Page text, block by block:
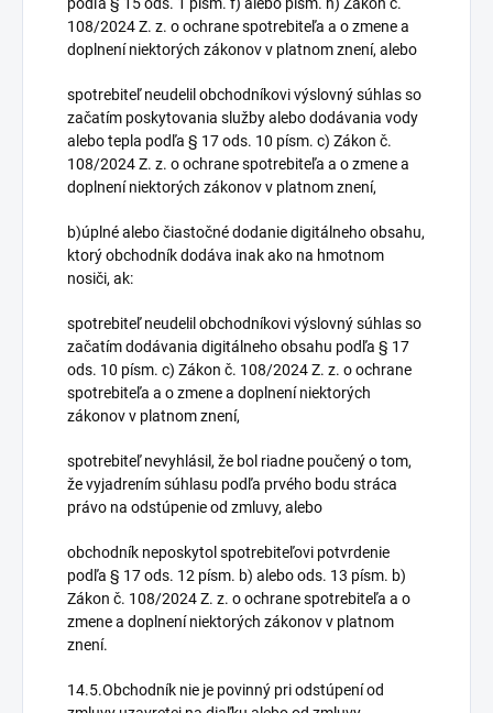
108/2024 Z. z. o ochrane spotrebiteľa a o zmene a
doplnení niektorých zákonov v platnom znení, alebo
spotrebiteľ neudelil obchodníkovi výslovný súhlas so
začatím poskytovania služby alebo dodávania vody
alebo tepla podľa § 17 ods. 10 písm. c) Zákon č.
108/2024 Z. z. o ochrane spotrebiteľa a o zmene a
doplnení niektorých zákonov v platnom znení,
b)úplné alebo čiastočné dodanie digitálneho obsahu,
ktorý obchodník dodáva inak ako na hmotnom
nosiči, ak:
spotrebiteľ neudelil obchodníkovi výslovný súhlas so
začatím dodávania digitálneho obsahu podľa § 17
ods. 10 písm. c) Zákon č. 108/2024 Z. z. o ochrane
spotrebiteľa a o zmene a doplnení niektorých
zákonov v platnom znení,
spotrebiteľ nevyhlásil, že bol riadne poučený o tom,
že vyjadrením súhlasu podľa prvého bodu stráca
právo na odstúpenie od zmluvy, alebo
obchodník neposkytol spotrebiteľovi potvrdenie
podľa § 17 ods. 12 písm. b) alebo ods. 13 písm. b)
Zákon č. 108/2024 Z. z. o ochrane spotrebiteľa a o
zmene a doplnení niektorých zákonov v platnom
znení.
14.5.Obchodník nie je povinný pri odstúpení od